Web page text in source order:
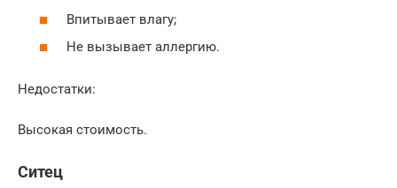
Впитывает влагу;
Не вызывает аллергию.
Недостатки:
Высокая стоимость.
Ситец